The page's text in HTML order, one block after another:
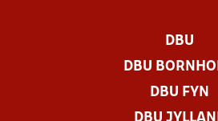
DBU
DBU
DBU FYN